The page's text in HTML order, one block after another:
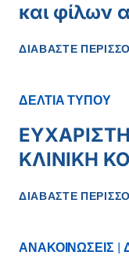
και φίλων
ΔΙΑΒΑΣΤΕ
ΔΕΛΤΙΑ ΤΥΠΟΥ
ΚΛΙΝΙΚΗ
ΔΙΑΒΑΣΤΕ
ΑΝΑΚΟΙΝΩΣΕΙΣ|